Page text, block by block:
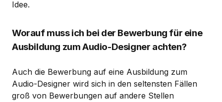
Idee.
Worauf muss ich bei der Bewerbung für eine
Ausbildung zum Audio-Designer achten?
Auch die Bewerbung auf eine Ausbildung zum
Audio-Designer wird sich in den seltensten Fällen
groß von Bewerbungen auf andere Stellen